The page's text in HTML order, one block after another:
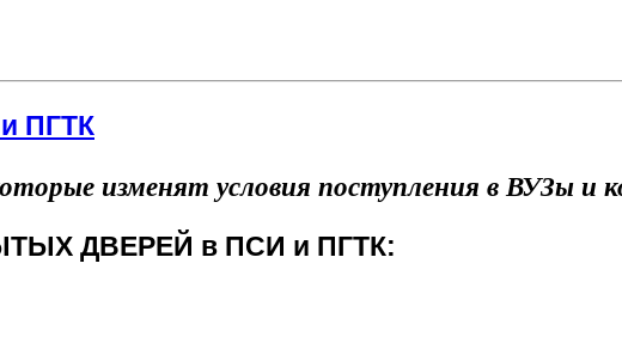
ПГТК
изменят условия поступления в ВУЗы и
ДВЕРЕЙ в ПСИ и ПГТК: